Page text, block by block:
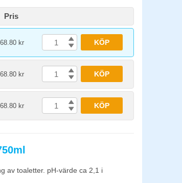
Pris
68.80 kr KÖP
68.80 kr KÖP
68.80 kr KÖP
av toaletter. pH-värde ca 2,1 i